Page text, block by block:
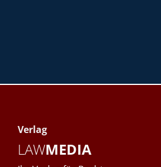
Verlag
LAWMEDIA